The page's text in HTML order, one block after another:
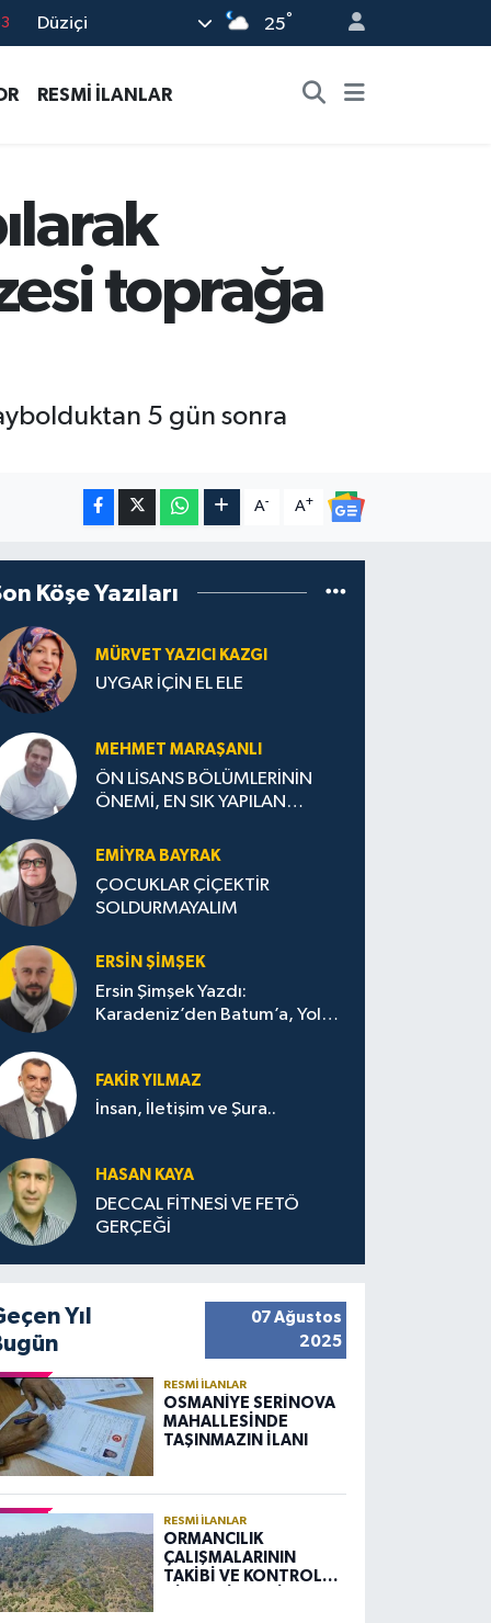
Düziçi 25°
RESMİ İLANLAR
toprağa
5 gün sonra
A- A+
Köşe Yazıları
MÜRVET YAZICI KAZGI
UYGAR İÇİN EL ELE
MEHMET MARAŞANLI
ÖN LİSANS BÖLÜMLERİNİN
ÖNEMİ, EN SIK YAPILAN
STRATEJİLERİ
EMIYRA BAYRAK
ÇOCUKLAR ÇİÇEKTİR
SOLDURMAYALIM
ERSIN ŞIMŞEK
Ersin Şimşek Yazdı:
Karadeniz’den Batum’a, Yolun
FAKIR YILMAZ
İnsan, İletişim ve Şura..
HASAN KAYA
DECCAL FİTNESİ VE FETÖ
GERÇEĞİ
Yıl
07 Ağustos
2025
RESMI İLANLAR
OSMANİYE SERİNOVA
MAHALLESİNDE
TAŞINMAZIN İLANI
RESMI İLANLAR
ORMANCILIK
ÇALIŞMALARININ
TAKİBİ VE KONTROLÜ